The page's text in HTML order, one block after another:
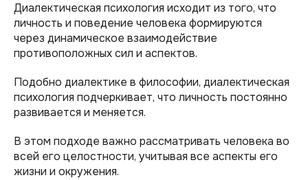
Диалектическая психология исходит из того, что
личность и поведение человека формируются
через динамическое взаимодействие
противоположных сил и аспектов.
Подобно диалектике в философии, диалектическая
психология подчеркивает, что личность постоянно
развивается и меняется.
В этом подходе важно рассматривать человека во
всей его целостности, учитывая все аспекты его
жизни и окружения.